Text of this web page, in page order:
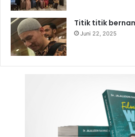
Titik titik
Juni 22, 2025